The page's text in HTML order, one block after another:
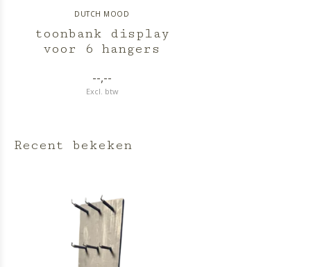
DUTCH MOOD
toonbank display
voor 6 hangers
--,--
Excl. btw
Recent bekeken